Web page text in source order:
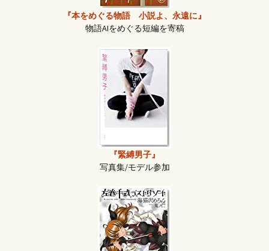
『本をめぐる物語 小説よ、永遠に』
物語AIをめぐる短編を寄稿
『緊縛男子』
写真集/モデル参加